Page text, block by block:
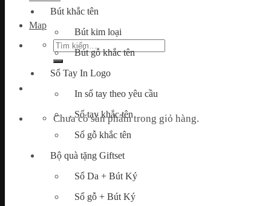
Map
Tìm
kiếm:
Chưa có sản phẩm trong giỏ hàng.
Bút khắc tên
Bút kim loại
Bút gỗ khắc tên
Sổ Tay In Logo
In sổ tay theo yêu cầu
Sổ tay khắc tên
Sổ gỗ khắc tên
Bộ quà tặng Giftset
Sổ Da + Bút Ký
Sổ gỗ + Bút Ký